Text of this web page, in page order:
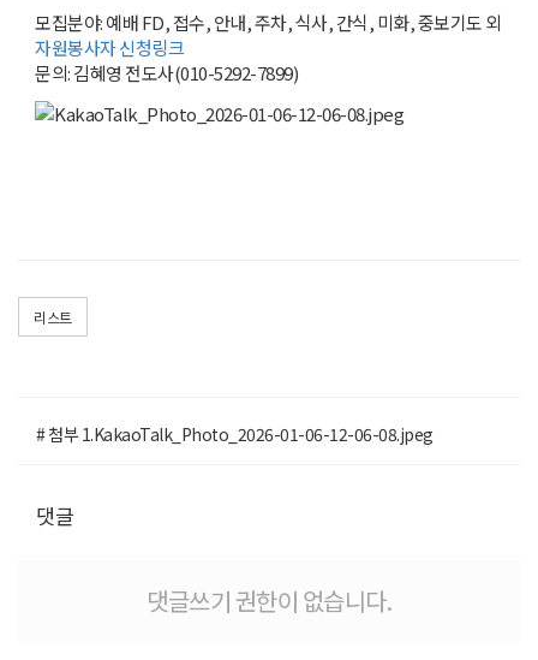
모집분야: 예배 FD, 접수, 안내, 주차, 식사, 간식, 미화, 중보기도 외
자원봉사자 신청링크
문의: 김혜영 전도사(010-5292-7899)
리스트
# 첨부 1.KakaoTalk_Photo_2026-01-06-12-06-08.jpeg
댓글
댓글쓰기 권한이 없습니다.